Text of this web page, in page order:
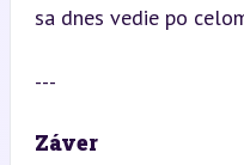
sa dnes vedie po
---
Záver